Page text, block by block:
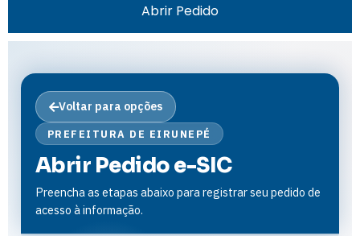
Abrir Pedido